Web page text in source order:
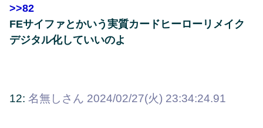
>>82
FEサイファとかいう実質カードヒーローリメイク
デジタル化していいのよ
12: 名無しさん 2024/02/27(火) 23:34:24.91